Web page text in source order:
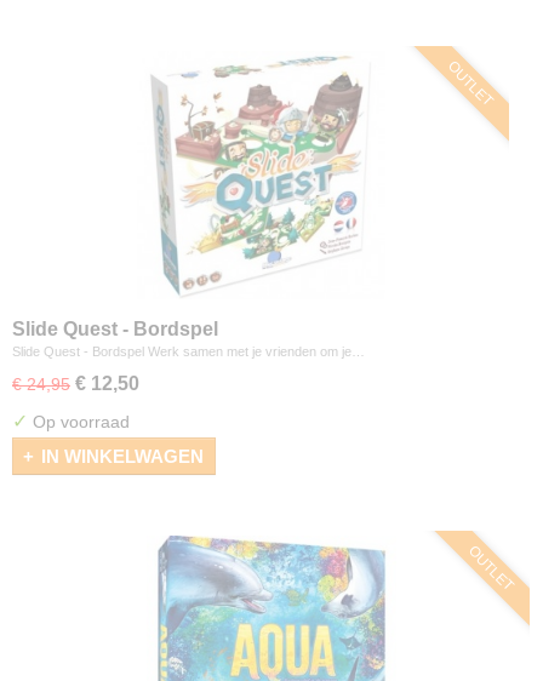
OUTLET
Slide Quest - Bordspel
Slide Quest - Bordspel Werk samen met je vrienden om je…
€ 24,95 € 12,50
✓ Op voorraad
IN WINKELWAGEN
OUTLET